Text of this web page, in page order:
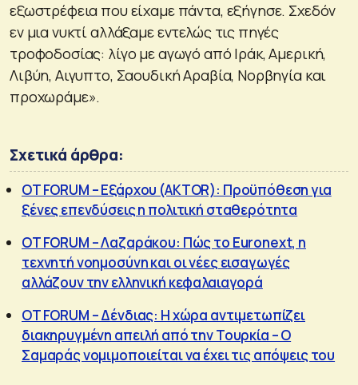
εξωστρέφεια που είχαμε πάντα, εξήγησε. Σχεδόν
εν μια νυκτί αλλάξαμε εντελώς τις πηγές
τροφοδοσίας: λίγο με αγωγό από Ιράκ, Αμερική,
Λιβύη, Αιγυπτο, Σαουδική Αραβία, Νορβηγία και
προχωράμε».
Σχετικά άρθρα:
OT FORUM – Εξάρχου (AKTOR): Προϋπόθεση για
ξένες επενδύσεις η πολιτική σταθερότητα
OT FORUM – Λαζαράκου: Πώς το Euronext, η
τεχνητή νοημοσύνη και οι νέες εισαγωγές
αλλάζουν την ελληνική κεφαλαιαγορά
OT FORUM – Δένδιας: Η χώρα αντιμετωπίζει
διακηρυγμένη απειλή από την Τουρκία – Ο
Σαμαράς νομιμοποιείται να έχει τις απόψεις του